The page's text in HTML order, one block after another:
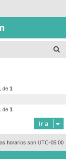
de 1
de 1
Ir a
horarios son UTC-05:00